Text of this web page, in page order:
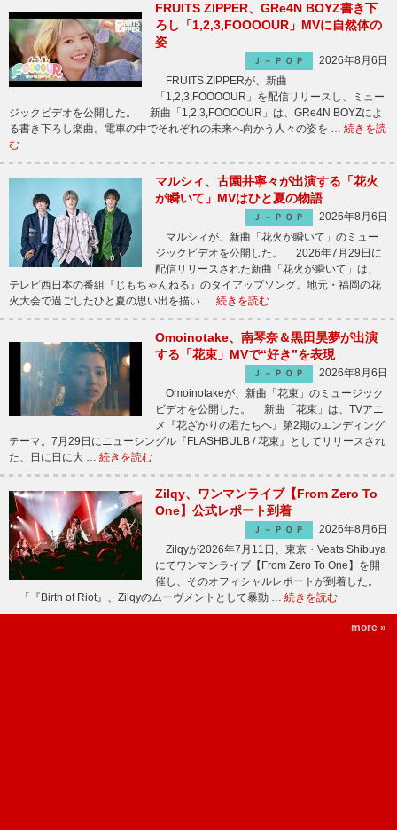
FRUITS ZIPPER、GRe4N BOYZ書き下
ろし「1,2,3,FOOOOUR」MVに自然体の
姿
Ｊ－ＰＯＰ
2026年8月6日
FRUITS ZIPPERが、新曲
「1,2,3,FOOOOUR」を配信リリースし、ミュー
ジックビデオを公開した。 新曲「1,2,3,FOOOOUR」は、GRe4N BOYZによ
る書き下ろし楽曲。電車の中でそれぞれの未来へ向かう人々の姿を … 続きを読
む
マルシィ、古園井寧々が出演する「花火
が瞬いて」MVはひと夏の物語
Ｊ－ＰＯＰ
2026年8月6日
マルシィが、新曲「花火が瞬いて」のミュー
ジックビデオを公開した。 2026年7月29日に
配信リリースされた新曲「花火が瞬いて」は、
テレビ西日本の番組『じもちゃんねる』のタイアップソング。地元・福岡の花
火大会で過ごしたひと夏の思い出を描い … 続きを読む
Omoinotake、南琴奈＆黒田昊夢が出演
する「花束」MVで“好き”を表現
Ｊ－ＰＯＰ
2026年8月6日
Omoinotakeが、新曲「花束」のミュージック
ビデオを公開した。 新曲「花束」は、TVアニ
メ『花ざかりの君たちへ』第2期のエンディング
テーマ。7月29日にニューシングル『FLASHBULB / 花束』としてリリースされ
た、日に日に大 … 続きを読む
Zilqy、ワンマンライブ【From Zero To
One】公式レポート到着
Ｊ－ＰＯＰ
2026年8月6日
Zilqyが2026年7月11日、東京・Veats Shibuya
にてワンマンライブ【From Zero To One】を開
催し、そのオフィシャルレポートが到着した。
「『Birth of Riot』、Zilqyのムーヴメントとして暴動 … 続きを読む
more »